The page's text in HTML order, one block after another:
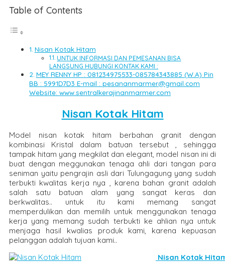
Table of Contents
Nisan Kotak Hitam
UNTUK INFORMASI DAN PEMESANAN BISA
LANGSUNG HUBUNGI KONTAK KAMI :
MEY RENNY HP : 081234975533-085784343885 (W.A) Pin
BB : 5991D7D3 E-mail : pesananmarmer@gmail.com
Website: www.sentralkerajinanmarmer.com
Nisan Kotak Hitam
Model nisan kotak hitam berbahan granit dengan
kombinasi Kristal dalam batuan tersebut , sehingga
tampak hitam yang megkilat dan elegant, model nisan ini di
buat dengan meggunakan tenaga ahli dari tangan para
seniman yaitu pengrajin asli dari Tulungagung yang sudah
terbukti kwalitas kerja nya , karena bahan granit adalah
salah satu batuan alam yang sangat keras dan
berkwalitas.. untuk itu kami memang sangat
memperdulikan dan memilih untuk menggunakan tenaga
kerja yang memang sudah terbukti ke ahlian nya untuk
menjaga hasil kwalias produk kami, karena kepuasan
pelanggan adalah tujuan kami..
Nisan Kotak